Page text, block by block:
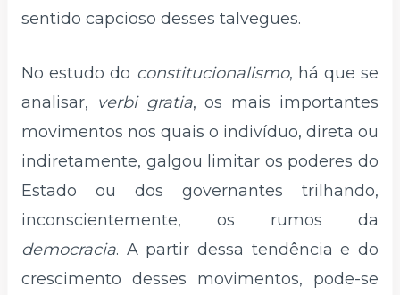
sentido capcioso desses talvegues.
No estudo do constitucionalismo, há que se
analisar, verbi gratia, os mais importantes
movimentos nos quais o indivíduo, direta ou
indiretamente, galgou limitar os poderes do
Estado ou dos governantes trilhando,
inconscientemente, os rumos da
democracia. A partir dessa tendência e do
crescimento desses movimentos, pode-se